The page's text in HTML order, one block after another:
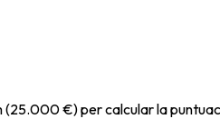
€) per calcular la